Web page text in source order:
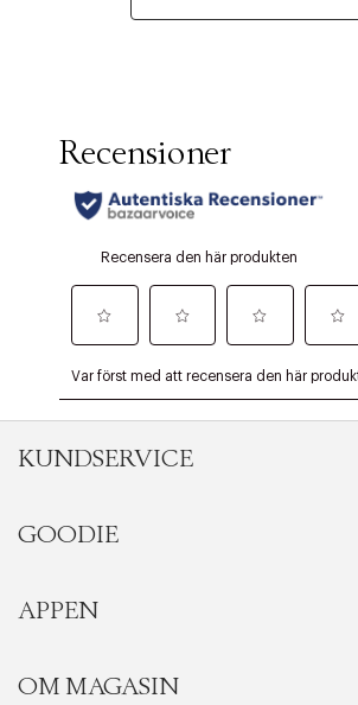
KUNDSERVICE
Onlineköp
Orderstatus
Leverans
GOODIE
Förmåner
Vanliga frågor
APPEN
Se medlemsfördelarna i Goodie-appen
OM MAGASIN